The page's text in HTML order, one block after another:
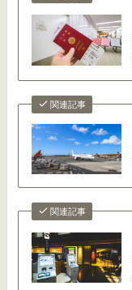
関連記事
関連記事